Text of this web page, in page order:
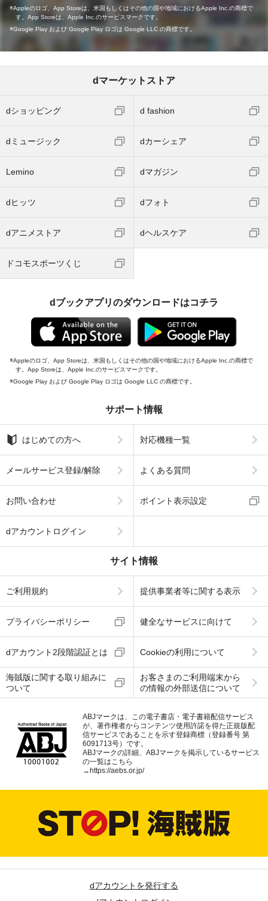
Appleのロゴ、App Storeは、米国もしくはその他の国や地域におけるApple Inc.の商標で
す。App Storeは、Apple Inc.のサービスマークです。
Google Play および Google Play ロゴは Google LLC の商標です。
dマーケットストア
dショッピング d fashion
dミュージック dカーシェア
Lemino dマガジン
dヒッツ dフォト
dアニメストア dヘルスケア
ドコモスポーツくじ
dブックアプリのダウンロードはコチラ
Appleのロゴ、App Storeは、米国もしくはその他の国や地域におけるApple Inc.の商標で
す。App Storeは、Apple Inc.のサービスマークです。
Google Play および Google Play ロゴは Google LLC の商標です。
サポート情報
はじめての方へ 対応機種一覧
メールサービス登録/解除 よくある質問
お問い合わせ ポイント表示設定
dアカウントログイン
サイト情報
ご利用規約 提供事業者等に関する表示
プライバシーポリシー 健全なサービスに向けて
dアカウント2段階認証とは Cookieの利用について
海賊版に関する取り組みに
ついて
お客さまのご利用端末から
の情報の外部送信について
ABJマークは、この電子書店・電子書籍配信サービス
が、著作権者からコンテンツ使用許諾を得た正規版配
信サービスであることを示す登録商標（登録番号 第
6091713号）です。
ABJマークの詳細、ABJマークを掲示しているサービス
の一覧はこちら
→https://aebs.or.jp/
dアカウントを発行する